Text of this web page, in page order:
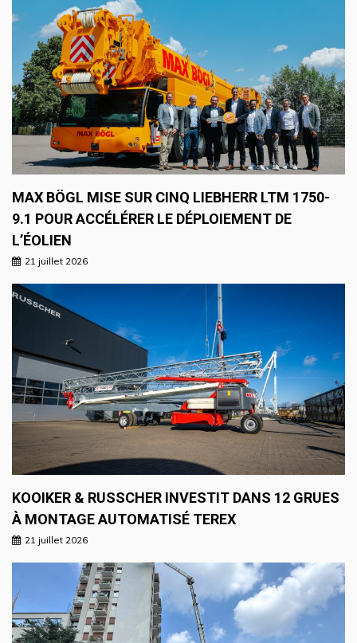
MAX BÖGL MISE SUR CINQ LIEBHERR LTM 1750-
9.1 POUR ACCÉLÉRER LE DÉPLOIEMENT DE
L’ÉOLIEN
21 juillet 2026
KOOIKER & RUSSCHER INVESTIT DANS 12 GRUES
À MONTAGE AUTOMATISÉ TEREX
21 juillet 2026